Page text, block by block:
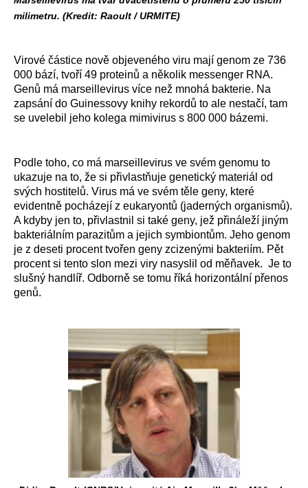
milimetru. (Kredit: Raoult / URMITE)
Virové částice nově objeveného viru mají genom ze 736
000 bází, tvoří 49 proteinů a několik messenger RNA.
Genů má marseillevirus více než mnohá bakterie. Na
zapsání do Guinessovy knihy rekordů to ale nestačí, tam
se uvelebil jeho kolega mimivirus s 800 000 bázemi.
Podle toho, co má marseillevirus ve svém genomu to
ukazuje na to, že si přivlastňuje genetický materiál od
svých hostitelů. Virus má ve svém těle geny, které
evidentně pocházejí z eukaryontů (jaderných organismů).
A kdyby jen to, přivlastnil si také geny, jež přináleží jiným
bakteriálním parazitům a jejich symbiontům. Jeho genom
je z deseti procent tvořen geny zcizenými bakteriím. Pět
procent si tento slon mezi viry nasyslil od měňavek. Je to
slušný handlíř. Odborně se tomu říká horizontální přenos
genů.